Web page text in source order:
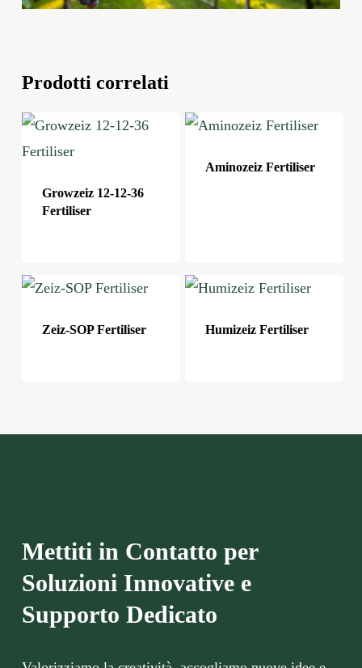
Prodotti correlati
Growzeiz 12-12-36
Fertiliser
Aminozeiz Fertiliser
Zeiz-SOP Fertiliser Humizeiz Fertiliser
Mettiti in Contatto per
Soluzioni Innovative e
Supporto Dedicato